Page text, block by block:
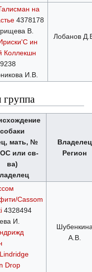
на
4378178
В.
ин
Коллекшн
И.В.
Лобанов
собаки
мать, №
или св-
ва)
Владелец
Регион
Cassom
4328494
И.
Drop
А.В.